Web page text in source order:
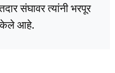
संघावर त्यांनी भरपूर
केले आहे.